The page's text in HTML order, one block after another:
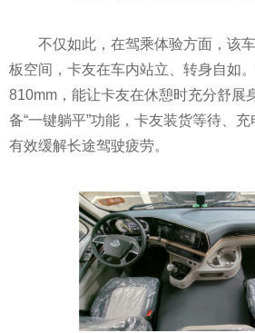
不仅如此，在驾乘体验方面，该
板空间，卡友在车内站立、转身自如
810mm，能让卡友在休憩时充分舒展
备“一键躺平”功能，卡友装货等待、充
有效缓解长途驾驶疲劳。